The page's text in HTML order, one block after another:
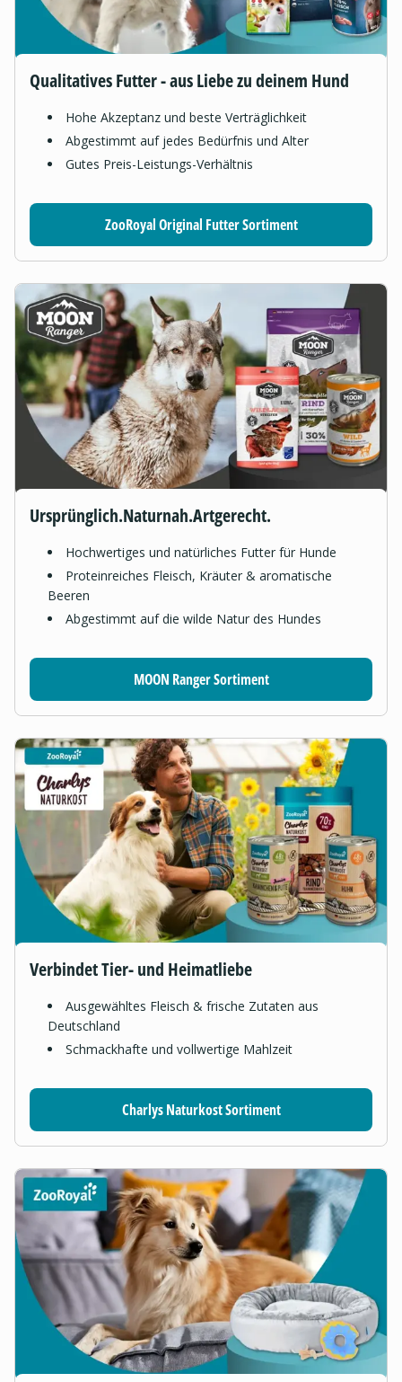
Qualitatives Futter - aus Liebe zu deinem Hund
Hohe Akzeptanz und beste Verträglichkeit
Abgestimmt auf jedes Bedürfnis und Alter
Gutes Preis-Leistungs-Verhältnis
ZooRoyal Original Futter Sortiment
Ursprünglich.Naturnah.Artgerecht.
Hochwertiges und natürliches Futter für Hunde
Proteinreiches Fleisch, Kräuter & aromatische
Beeren
Abgestimmt auf die wilde Natur des Hundes
MOON Ranger Sortiment
Verbindet Tier- und Heimatliebe
Ausgewähltes Fleisch & frische Zutaten aus
Deutschland
Schmackhafte und vollwertige Mahlzeit
Charlys Naturkost Sortiment